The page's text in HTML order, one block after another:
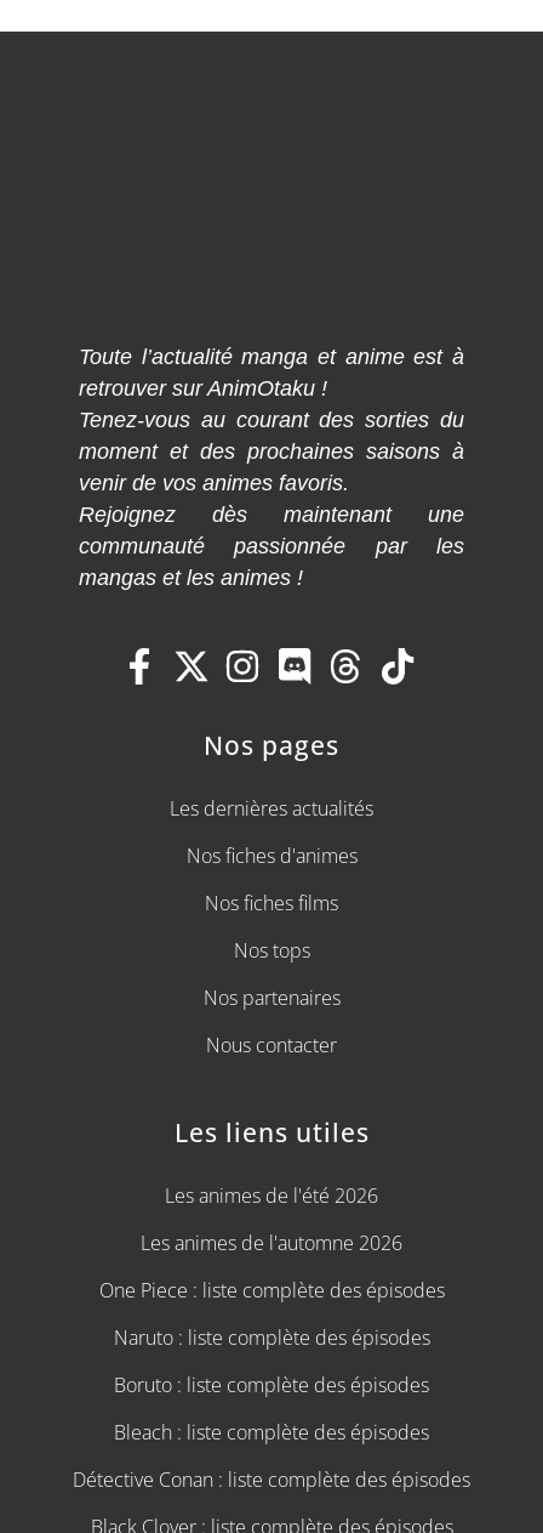
Toute l’actualité manga et anime est à
retrouver sur AnimOtaku !
Tenez-vous au courant des sorties du
moment et des prochaines saisons à
venir de vos animes favoris.
Rejoignez dès maintenant une
communauté passionnée par les
mangas et les animes !
Nos pages
Les dernières actualités
Nos fiches d'animes
Nos fiches films
Nos tops
Nos partenaires
Nous contacter
Les liens utiles
Les animes de l'été 2026
Les animes de l'automne 2026
One Piece : liste complète des épisodes
Naruto : liste complète des épisodes
Boruto : liste complète des épisodes
Bleach : liste complète des épisodes
Détective Conan : liste complète des épisodes
Black Clover : liste complète des épisodes